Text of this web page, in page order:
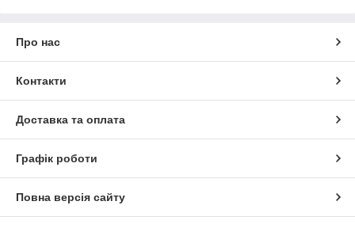
Про нас
Контакти
Доставка та оплата
Графік роботи
Повна версія сайту